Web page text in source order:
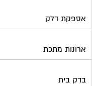
אספקת דלק
ארונות מתכת
בדק בית